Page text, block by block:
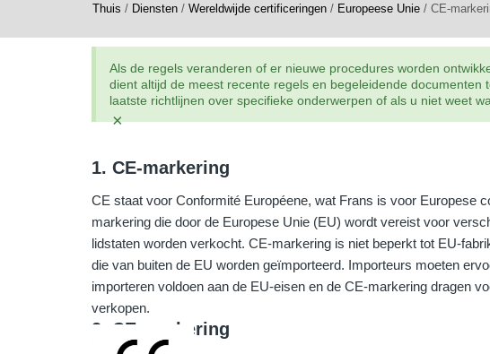
Thuis / Diensten / Wereldwijde certificeringen / Europeese Unie / CE-
Als de regels veranderen of er nieuwe procedures worden
dient altijd de meest recente regels en begeleidende
laatste richtlijnen over specifieke onderwerpen of als u niet weet
×
1. CE-markering
CE staat voor Conformité Européene, wat Frans is voor Europese
markering die door de Europese Unie (EU) wordt vereist voor
lidstaten worden verkocht. CE-markering is niet beperkt tot EU-
die van buiten de EU worden geïmporteerd. Importeurs moeten
importeren voldoen aan de EU-eisen en de CE-markering dragen
verkopen.
2. CE-markering